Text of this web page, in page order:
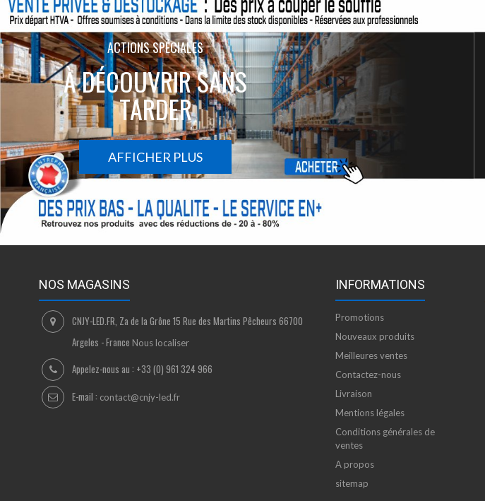
ACTIONS SPÉCIALES
À DÉCOUVRIR SANS
TARDER
AFFICHER PLUS
NOS MAGASINS
CNJY-LED.FR, Za de la Grône 15 Rue des Martins Pêcheurs 66700
Argeles - France Nous localiser
Appelez-nous au : +33 (0) 961 324 966
E-mail : contact@cnjy-led.fr
INFORMATIONS
Promotions
Nouveaux produits
Meilleures ventes
Contactez-nous
Livraison
Mentions légales
Conditions générales de
ventes
A propos
sitemap